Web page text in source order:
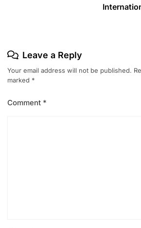
Leave a Reply
Your email address will not be published.
marked *
Comment *